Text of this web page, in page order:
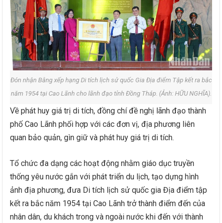
Đón nhận Bằng xếp hạng Di tích lịch sử quốc Gia Địa điểm Tập kết ra bắc
năm 1954 tại Cao Lãnh cho lãnh đạo tỉnh Đồng Tháp. (Ảnh: HỮU NGHĨA).
Về phát huy giá trị di tích, đồng chí đề nghị lãnh đạo thành
phố Cao Lãnh phối hợp với các đơn vị, địa phương liên
quan bảo quản, gìn giữ và phát huy giá trị di tích.
Tổ chức đa dạng các hoạt động nhằm giáo dục truyền
thống yêu nước gắn với phát triển du lịch, tạo dựng hình
ảnh địa phương, đưa Di tích lịch sử quốc gia Địa điểm tập
kết ra bắc năm 1954 tại Cao Lãnh trở thành điểm đến của
nhân dân, du khách trong và ngoài nước khi đến với thành